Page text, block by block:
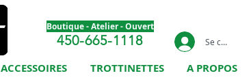
Boutique - Atelier - Ouvert
450-665-1118 Se connecter
ACCESSOIRES TROTTINETTES A PROPOS